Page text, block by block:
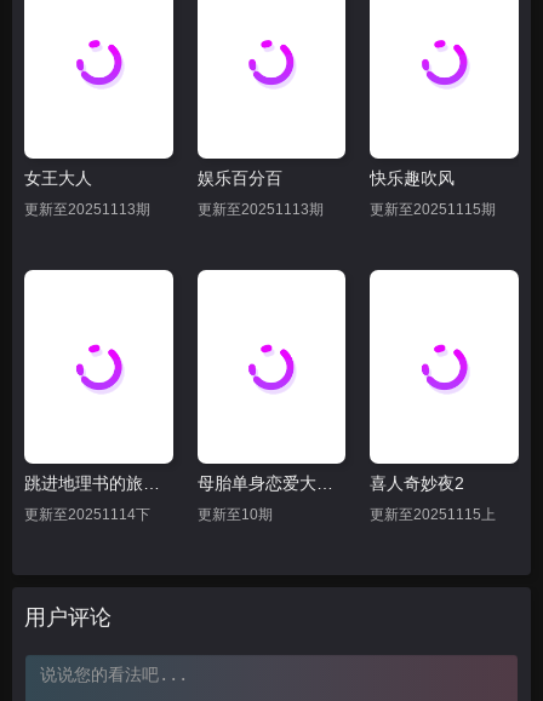
20250801 20250802 20250804
20250804上 20250804下 20250805
20250818上 20250818下 20250819
20250829下 20250829上 20250830
20250905上
女王大人
更新至20251113期
娱乐百分百
更新至20251113期
快乐趣吹风
更新至20251115期
更新至20251114下
母胎单身恋爱大作战
更新至10期
喜人奇妙夜2
更新至20251115上
用户评论